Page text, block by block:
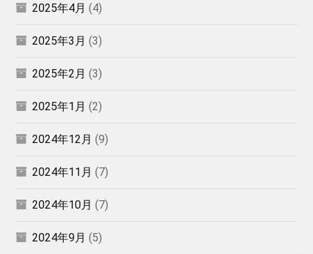
2025年4月 (4)
2025年3月 (3)
2025年2月 (3)
2025年1月 (2)
2024年12月 (9)
2024年11月 (7)
2024年10月 (7)
2024年9月 (5)